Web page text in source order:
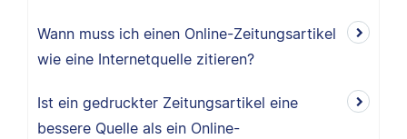
Wann muss ich einen Online-Zeitungsartikel
wie eine Internetquelle zitieren?
Ist ein gedruckter Zeitungsartikel eine
bessere Quelle als ein Online-